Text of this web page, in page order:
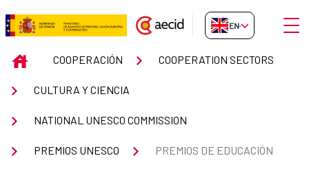
Skip to Main Content
Premios de Educación
EN-GB
INICIOCOOPERACIÓN COOPERATION SECTORS
CULTURA Y CIENCIA
NATIONAL UNESCO COMMISSION
PREMIOS UNESCO PREMIOS DE EDUCACIÓN